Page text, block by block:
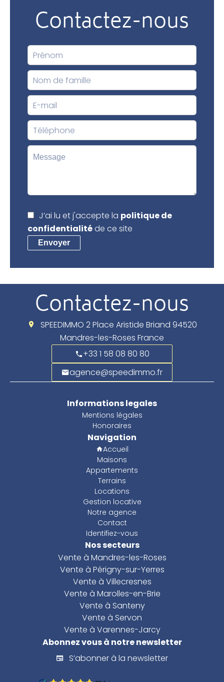
Contactez-nous
J’ai lu et j'accepte la politique de
confidentialitéde ce site
Envoyer
Contactez-nous
SPEEDIMMO 2 Place Aristide Briand 94520
Mandres-les-Roses France
+33 1 58 08 80 80
agence@speedimmo.fr
Informations legales
Mentions légales
Honoraires
Navigation
Accueil
Maisons
Appartements
Terrains
Locations
Gestion locative
Notre agence
Contact
Identifiez-vous
Nos secteurs
Vente à Mandres-les-Roses
Vente à Périgny-sur-Yerres
Vente à Villecresnes
Vente à Marolles-en-Brie
Vente à Santeny
Vente à Servon
Vente à Varennes-Jarcy
Abonnez vous à notre newsletter
S’abonner à la newsletter